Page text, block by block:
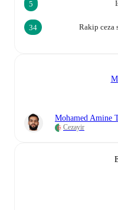
5
Rakip ceza
34
Mohamed Amine
Cezayir